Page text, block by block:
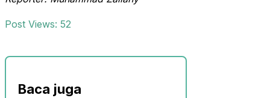
Post Views: 52
Baca juga